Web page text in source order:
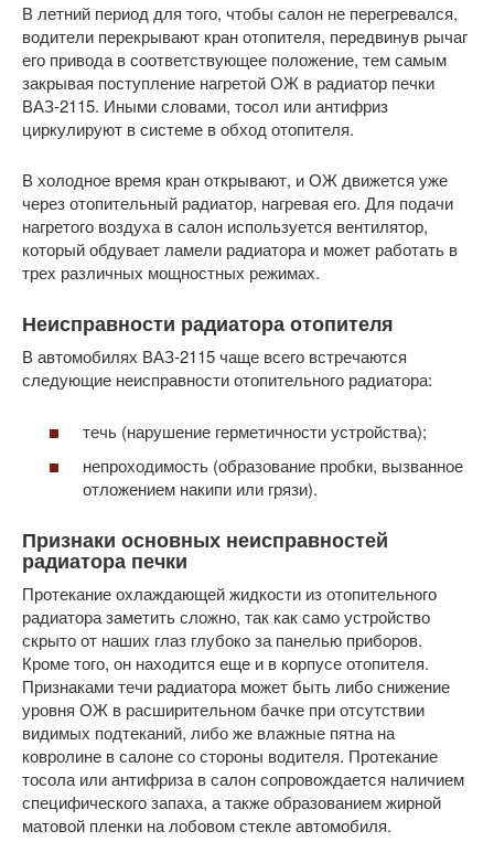
В летний период для того, чтобы салон не перегревался,
водители перекрывают кран отопителя, передвинув рычаг
его привода в соответствующее положение, тем самым
закрывая поступление нагретой ОЖ в радиатор печки
ВАЗ-2115. Иными словами, тосол или антифриз
циркулируют в системе в обход отопителя.
В холодное время кран открывают, и ОЖ движется уже
через отопительный радиатор, нагревая его. Для подачи
нагретого воздуха в салон используется вентилятор,
который обдувает ламели радиатора и может работать в
трех различных мощностных режимах.
Неисправности радиатора отопителя
В автомобилях ВАЗ-2115 чаще всего встречаются
следующие неисправности отопительного радиатора:
течь (нарушение герметичности устройства);
непроходимость (образование пробки, вызванное
отложением накипи или грязи).
Признаки основных неисправностей
радиатора печки
Протекание охлаждающей жидкости из отопительного
радиатора заметить сложно, так как само устройство
скрыто от наших глаз глубоко за панелью приборов.
Кроме того, он находится еще и в корпусе отопителя.
Признаками течи радиатора может быть либо снижение
уровня ОЖ в расширительном бачке при отсутствии
видимых подтеканий, либо же влажные пятна на
ковролине в салоне со стороны водителя. Протекание
тосола или антифриза в салон сопровождается наличием
специфического запаха, а также образованием жирной
матовой пленки на лобовом стекле автомобиля.